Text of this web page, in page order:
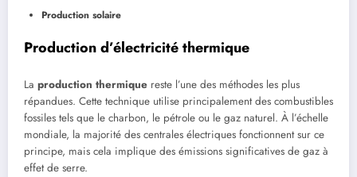
Production solaire
Production d’électricité thermique
La production thermique reste l’une des méthodes les plus
répandues. Cette technique utilise principalement des combustibles
fossiles tels que le charbon, le pétrole ou le gaz naturel. À l’échelle
mondiale, la majorité des centrales électriques fonctionnent sur ce
principe, mais cela implique des émissions significatives de gaz à
effet de serre.